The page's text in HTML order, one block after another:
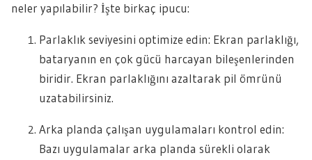
neler yapılabilir? İşte birkaç ipucu:
Parlaklık seviyesini optimize edin: Ekran parlaklığı,
bataryanın en çok gücü harcayan bileşenlerinden
biridir. Ekran parlaklığını azaltarak pil ömrünü
uzatabilirsiniz.
Arka planda çalışan uygulamaları kontrol edin:
Bazı uygulamalar arka planda sürekli olarak